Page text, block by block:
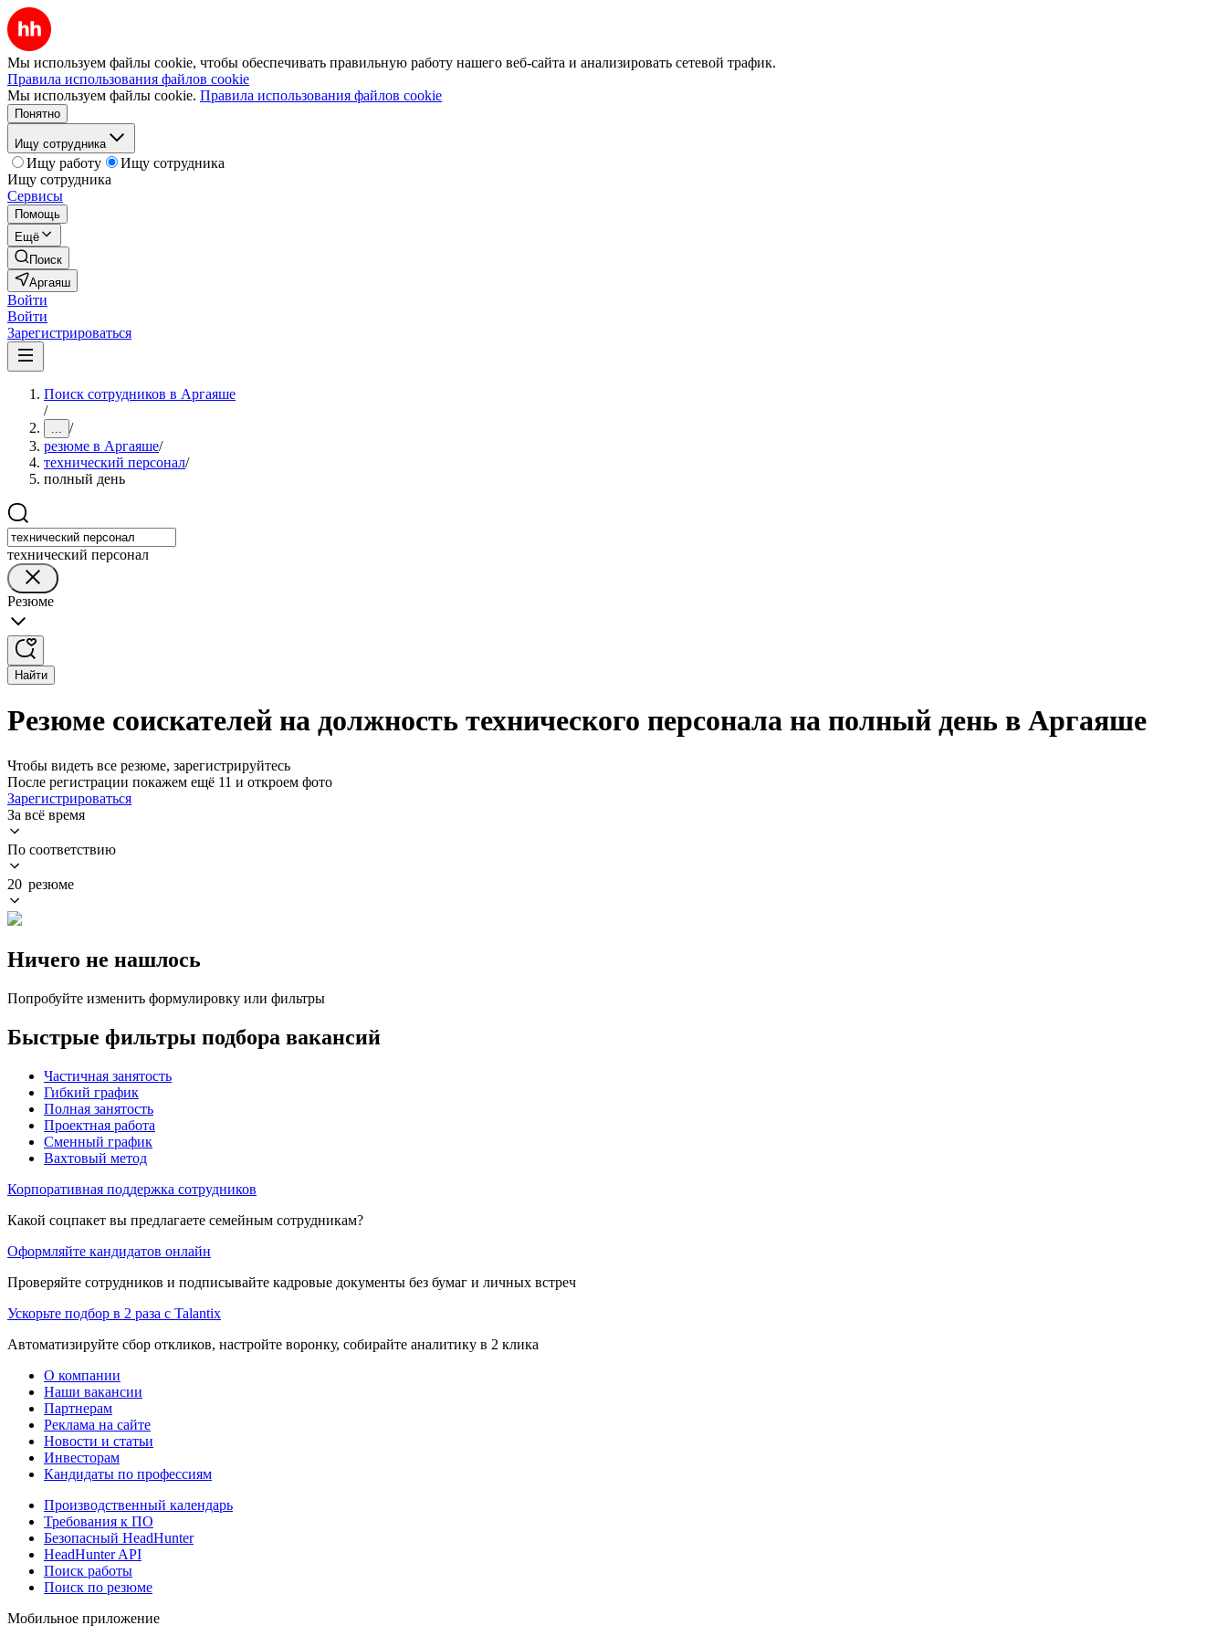
Мы используем файлы cookie, чтобы обеспечивать правильную работу нашего веб-сайта и анализировать сетевой трафик.
Правила использования файлов cookie
Мы используем файлы cookie. Правила использования файлов cookie
Понятно
Ищу сотрудника
Ищу работу
Ищу сотрудника
Ищу сотрудника
Сервисы
Помощь
Ещё
Поиск
Аргаяш
Войти
Войти
Зарегистрироваться
Поиск сотрудников в Аргаяше
/
... /
резюме в Аргаяше/
технический персонал/
полный день
технический персонал
Резюме
Найти
Резюме соискателей на должность технического персонала на полный день в Аргаяше
Чтобы видеть все резюме, зарегистрируйтесь
После регистрации покажем ещё 11 и откроем фото
Зарегистрироваться
За всё время
По соответствию
20 резюме
Ничего не нашлось
Попробуйте изменить формулировку или фильтры
Быстрые фильтры подбора вакансий
Частичная занятость
Гибкий график
Полная занятость
Проектная работа
Сменный график
Вахтовый метод
Корпоративная поддержка сотрудников
Какой соцпакет вы предлагаете семейным сотрудникам?
Оформляйте кандидатов онлайн
Проверяйте сотрудников и подписывайте кадровые документы без бумаг и личных встреч
Ускорьте подбор в 2 раза с Talantix
Автоматизируйте сбор откликов, настройте воронку, собирайте аналитику в 2 клика
О компании
Наши вакансии
Партнерам
Реклама на сайте
Новости и статьи
Инвесторам
Кандидаты по профессиям
Производственный календарь
Требования к ПО
Безопасный HeadHunter
HeadHunter API
Поиск работы
Поиск по резюме
Мобильное приложение